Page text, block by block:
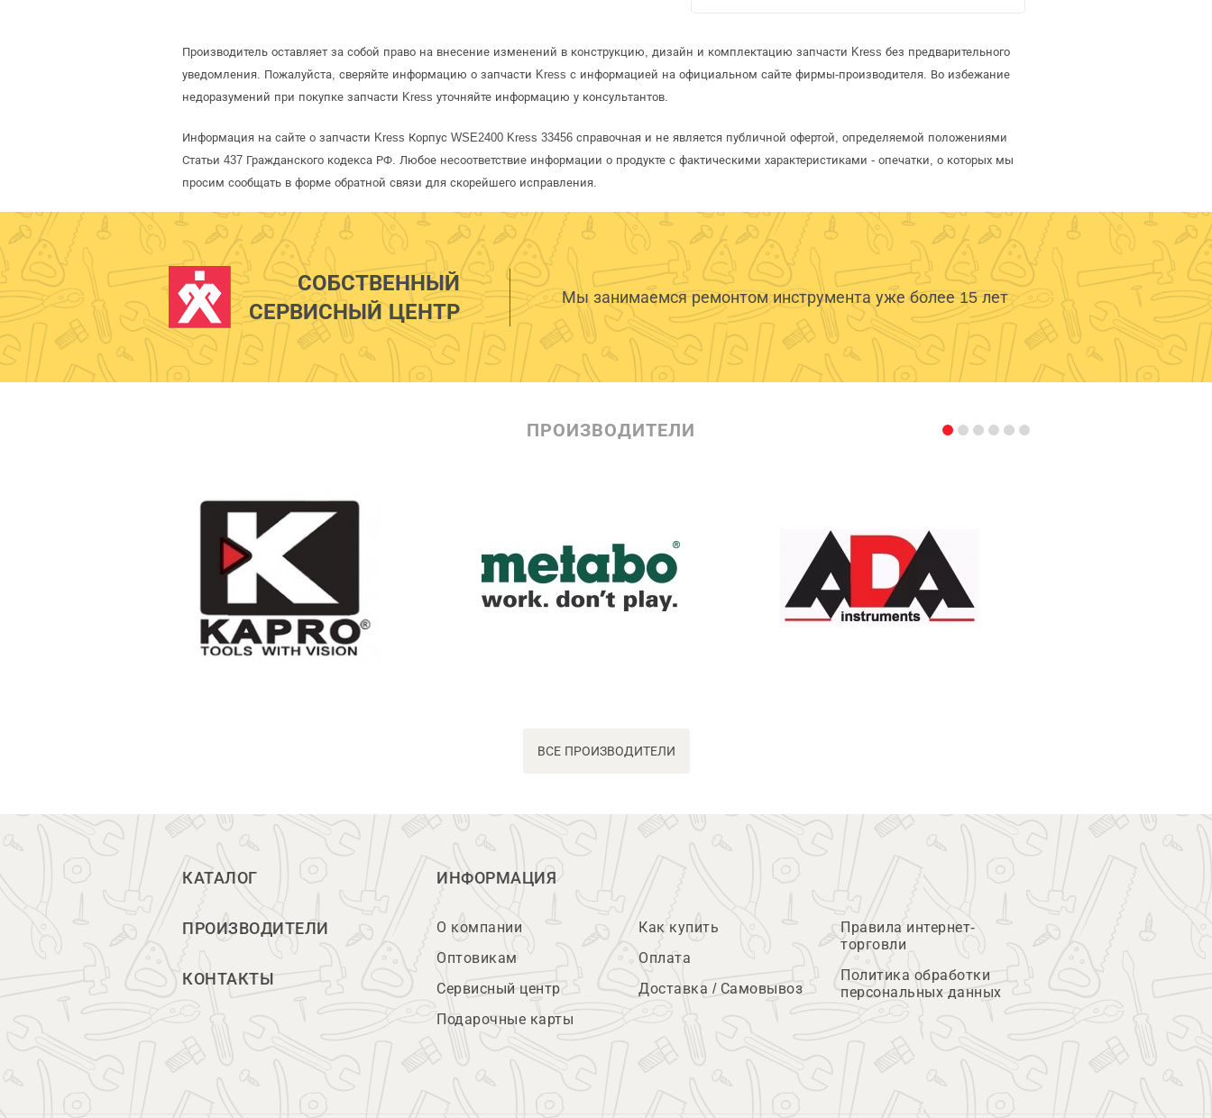
Производитель оставляет за собой право на внесение изменений в конструкцию, дизайн и комплектацию запчасти Kress без предварительного
уведомления. Пожалуйста, сверяйте информацию о запчасти Kress с информацией на официальном сайте фирмы-производителя. Во избежание
недоразумений при покупке запчасти Kress уточняйте информацию у консультантов.
Информация на сайте о запчасти Kress Корпус WSE2400 Kress 33456 справочная и не является публичной офертой, определяемой положениями
Статьи 437 Гражданского кодекса РФ. Любое несоответствие информации о продукте с фактическими характеристиками - опечатки, о которых мы
просим сообщать в форме обратной связи для скорейшего исправления.
СОБСТВЕННЫЙ
СЕРВИСНЫЙ ЦЕНТР
Мы занимаемся ремонтом инструмента уже более 15 лет
ПРОИЗВОДИТЕЛИ
ВСЕ ПРОИЗВОДИТЕЛИ
КАТАЛОГ
ПРОИЗВОДИТЕЛИ
КОНТАКТЫ
ИНФОРМАЦИЯ
О компании
Оптовикам
Сервисный центр
Подарочные карты
Как купить
Оплата
Доставка / Самовывоз
Правила интернет-
торговли
Политика обработки
персональных данных